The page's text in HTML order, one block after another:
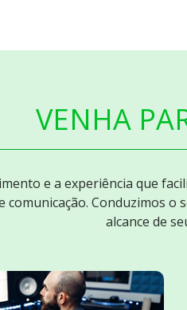
VENHA
e a experiência que
comunicação. Conduzimos
alcance de